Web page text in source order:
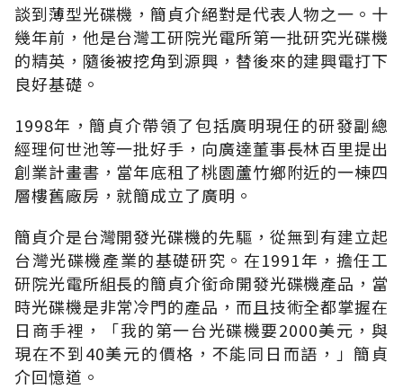
談到薄型光碟機，簡貞介絕對是代表人物之一。十
幾年前，他是台灣工研院光電所第一批研究光碟機
的精英，隨後被挖角到源興，替後來的建興電打下
良好基礎。
1998年，簡貞介帶領了包括廣明現任的研發副總
經理何世池等一批好手，向廣達董事長林百里提出
創業計畫書，當年底租了桃園蘆竹鄉附近的一棟四
層樓舊廠房，就簡成立了廣明。
簡貞介是台灣開發光碟機的先驅，從無到有建立起
台灣光碟機產業的基礎研究。在1991年，擔任工
研院光電所組長的簡貞介銜命開發光碟機產品，當
時光碟機是非常冷門的產品，而且技術全都掌握在
日商手裡，「我的第一台光碟機要2000美元，與
現在不到40美元的價格，不能同日而語，」簡貞
介回憶道。